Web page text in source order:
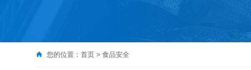
您的位置： 首页 > 食品安全